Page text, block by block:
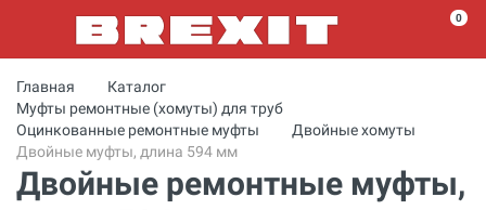
0
Главная
Каталог
Муфты ремонтные (хомуты) для труб
Оцинкованные ремонтные муфты
Двойные хомуты
Двойные муфты, длина 594 мм
Двойные ремонтные муфты,